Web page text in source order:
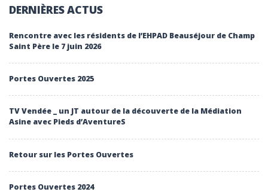
DERNIÈRES ACTUS
Rencontre avec les résidents de l’EHPAD Beauséjour de Champ
Saint Père le 7 juin 2026
Portes Ouvertes 2025
TV Vendée _ un JT autour de la découverte de la Médiation
Asine avec Pieds d’AventureS
Retour sur les Portes Ouvertes
Portes Ouvertes 2024